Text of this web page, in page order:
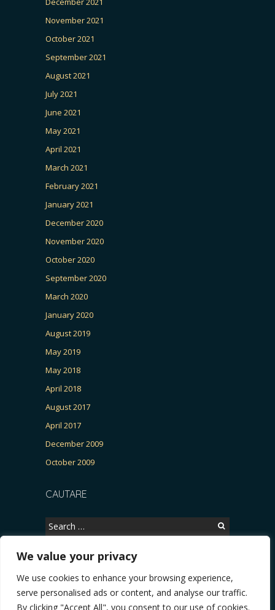
We value your privacy
We use cookies to enhance your browsing experience,
serve personalised ads or content, and analyse our traffic.
By clicking "Accept All", you consent to our use of cookies.
November 2021
October 2021
September 2021
August 2021
July 2021
June 2021
May 2021
April 2021
March 2021
February 2021
January 2021
December 2020
November 2020
October 2020
September 2020
March 2020
January 2020
August 2019
May 2019
May 2018
April 2018
August 2017
April 2017
December 2009
October 2009
CAUTARE
Search
for:
Copyright © 2026, CERTITUDINEA.
Patria, parlamentarele și presa * VIDEO. Viata lui Eminescu (Necenzurat).